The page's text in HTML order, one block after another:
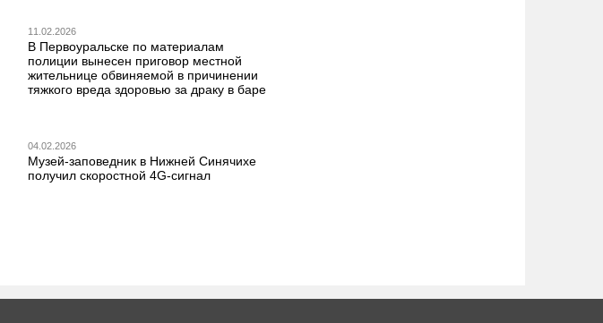
11.02.2026
В Первоуральске по материалам
полиции вынесен приговор местной
жительнице обвиняемой в причинении
тяжкого вреда здоровью за драку в баре
04.02.2026
Музей-заповедник в Нижней Синячихе
получил скоростной 4G-сигнал